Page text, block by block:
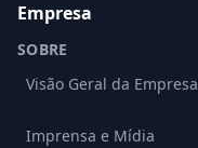
Empresa
SOBRE
Visão Geral da Empresa
Imprensa e Mídia